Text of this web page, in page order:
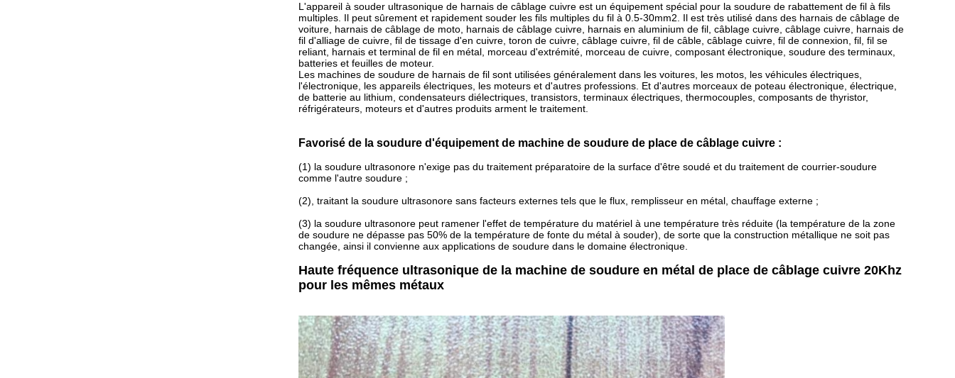
L'appareil à souder ultrasonique de harnais de câblage cuivre est un équipement spécial pour la soudure de rabattement de fil à fils
multiples. Il peut sûrement et rapidement souder les fils multiples du fil à 0.5-30mm2. Il est très utilisé dans des harnais de câblage de
voiture, harnais de câblage de moto, harnais de câblage cuivre, harnais en aluminium de fil, câblage cuivre, câblage cuivre, harnais de
fil d'alliage de cuivre, fil de tissage d'en cuivre, toron de cuivre, câblage cuivre, fil de câble, câblage cuivre, fil de connexion, fil, fil se
reliant, harnais et terminal de fil en métal, morceau d'extrémité, morceau de cuivre, composant électronique, soudure des terminaux,
batteries et feuilles de moteur.
Les machines de soudure de harnais de fil sont utilisées généralement dans les voitures, les motos, les véhicules électriques,
l'électronique, les appareils électriques, les moteurs et d'autres professions. Et d'autres morceaux de poteau électronique, électrique,
de batterie au lithium, condensateurs diélectriques, transistors, terminaux électriques, thermocouples, composants de thyristor,
réfrigérateurs, moteurs et d'autres produits arment le traitement.
Favorisé de la soudure d'équipement de machine de soudure de place de câblage cuivre :
(1) la soudure ultrasonore n'exige pas du traitement préparatoire de la surface d'être soudé et du traitement de courrier-soudure
comme l'autre soudure ;
(2), traitant la soudure ultrasonore sans facteurs externes tels que le flux, remplisseur en métal, chauffage externe ;
(3) la soudure ultrasonore peut ramener l'effet de température du matériel à une température très réduite (la température de la zone
de soudure ne dépasse pas 50% de la température de fonte du métal à souder), de sorte que la construction métallique ne soit pas
changée, ainsi il convienne aux applications de soudure dans le domaine électronique.
Haute fréquence ultrasonique de la machine de soudure en métal de place de câblage cuivre 20Khz
pour les mêmes métaux